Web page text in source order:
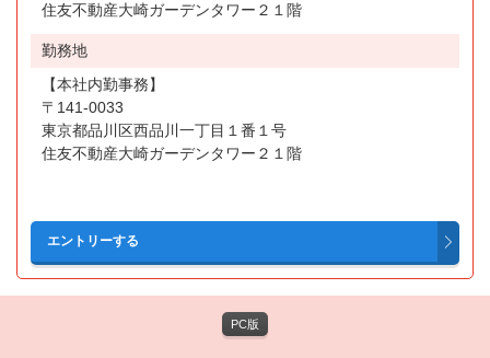
住友不動産大崎ガーデンタワー２１階
勤務地
【本社内勤事務】
〒141-0033
東京都品川区西品川一丁目１番１号
住友不動産大崎ガーデンタワー２１階
PC版